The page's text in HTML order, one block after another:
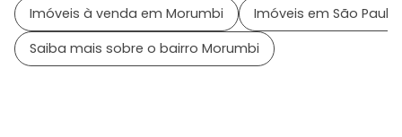
Imóveis à venda em Morumbi
Imóveis em São Paulo
Saiba mais sobre o bairro Morumbi